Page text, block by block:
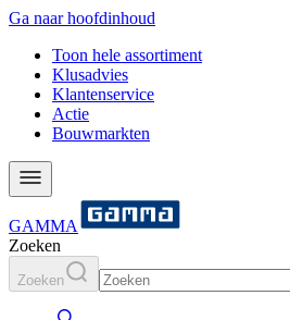
Ga naar hoofdinhoud
Toon hele assortiment
Klusadvies
Klantenservice
Actie
Bouwmarkten
GAMMA
Zoeken
Zoeken